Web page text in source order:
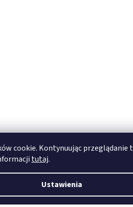
cookie. Kontynuując przeglądanie
tutaj.
Ustawienia